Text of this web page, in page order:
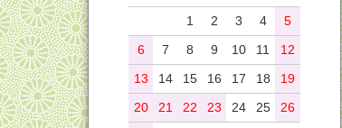
1
2 3 4
5
6
7 8 9 10 11
12
13
14 15 16 17 18
19
20
21 22 23 24 25
26